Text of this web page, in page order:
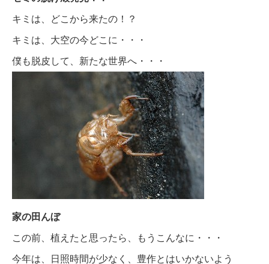
キミは、どこから来たの！？
キミは、大空の今どこに・・・
僕も脱皮して、新たな世界へ・・・
家の田んぼ
この前、植えたと思ったら、もうこんなに・・・
今年は、日照時間が少なく、豊作とはいかないよう